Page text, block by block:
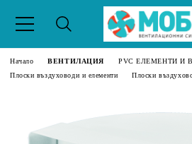
Начало ВЕНТИЛАЦИЯ
PVC ЕЛЕМЕНТИ И
Плоски въздуховоди и елементи
Плоски